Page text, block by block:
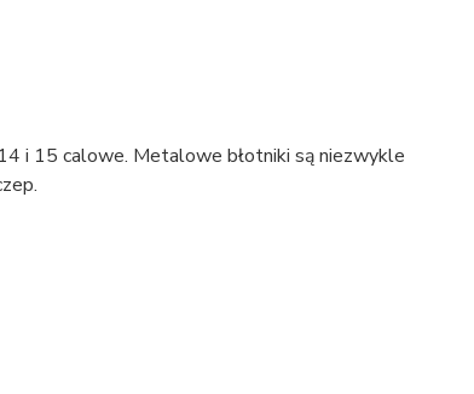
i 15 calowe. Metalowe błotniki są niezwykle